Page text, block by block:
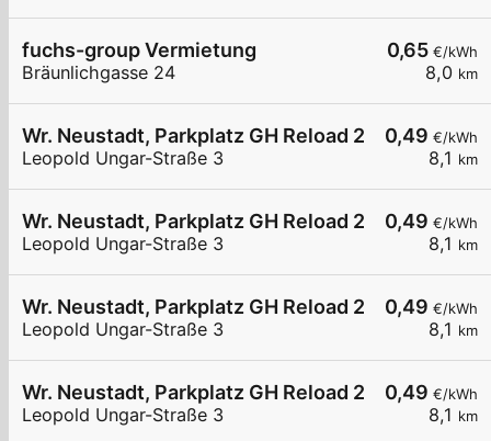
0,65 €/kWh
8,0 km
fuchs-group Vermietung
Bräunlichgasse 24
0,49 €/kWh
8,1 km
Wr. Neustadt, Parkplatz GH Reload 24
Leopold Ungar-Straße 3
0,49 €/kWh
8,1 km
Wr. Neustadt, Parkplatz GH Reload 24
Leopold Ungar-Straße 3
0,49 €/kWh
8,1 km
Wr. Neustadt, Parkplatz GH Reload 24
Leopold Ungar-Straße 3
0,49 €/kWh
8,1 km
Wr. Neustadt, Parkplatz GH Reload 24
Leopold Ungar-Straße 3